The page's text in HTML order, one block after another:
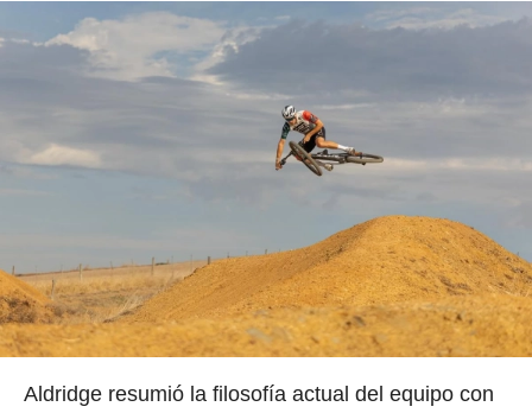
Aldridge resumió la filosofía actual del equipo con